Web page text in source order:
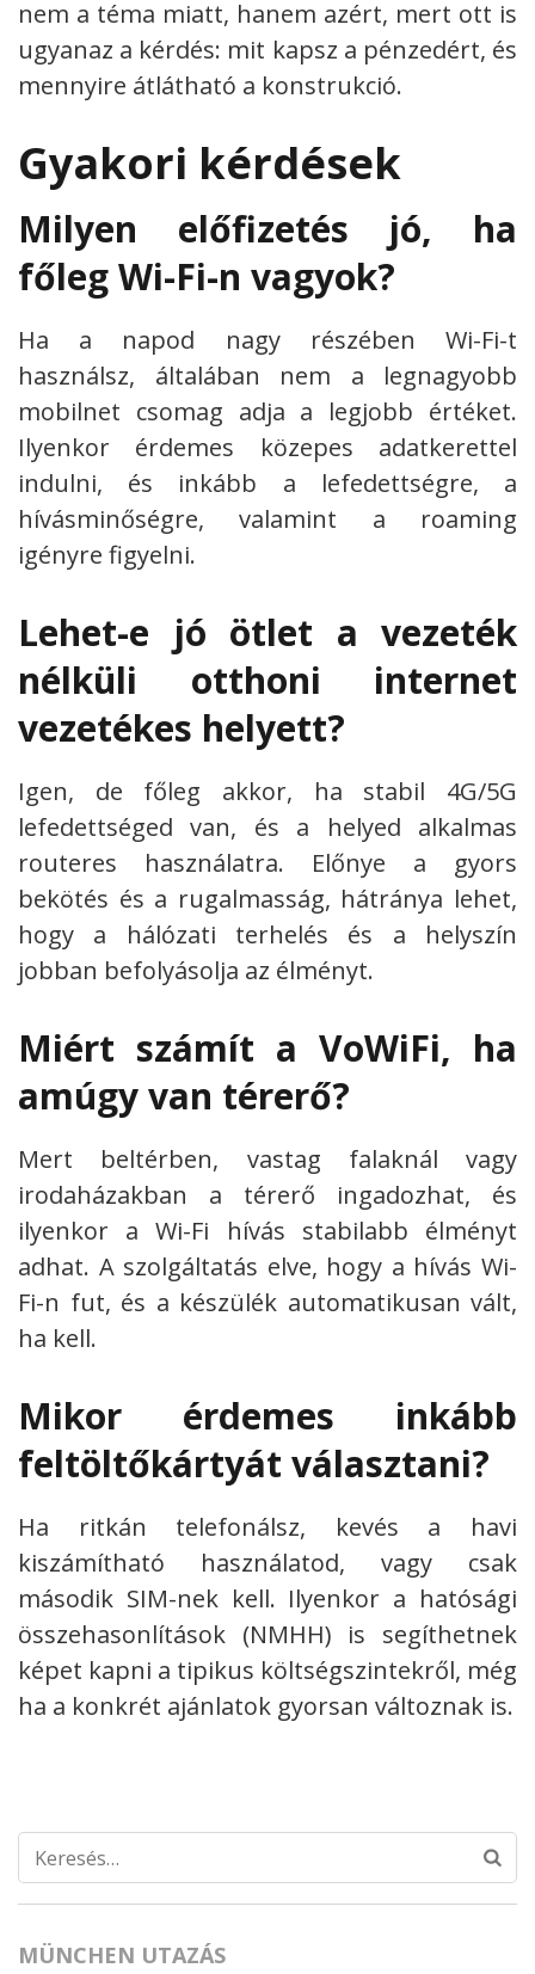
nem a téma miatt, hanem azért, mert ott is
ugyanaz a kérdés: mit kapsz a pénzedért, és
mennyire átlátható a konstrukció.
Gyakori kérdések
Milyen előfizetés jó, ha
főleg Wi-Fi-n vagyok?
Ha a napod nagy részében Wi-Fi-t
használsz, általában nem a legnagyobb
mobilnet csomag adja a legjobb értéket.
Ilyenkor érdemes közepes adatkerettel
indulni, és inkább a lefedettségre, a
hívásminőségre, valamint a roaming
igényre figyelni.
Lehet-e jó ötlet a vezeték
nélküli otthoni internet
vezetékes helyett?
Igen, de főleg akkor, ha stabil 4G/5G
lefedettséged van, és a helyed alkalmas
routeres használatra. Előnye a gyors
bekötés és a rugalmasság, hátránya lehet,
hogy a hálózati terhelés és a helyszín
jobban befolyásolja az élményt.
Miért számít a VoWiFi, ha
amúgy van térerő?
Mert beltérben, vastag falaknál vagy
irodaházakban a térerő ingadozhat, és
ilyenkor a Wi-Fi hívás stabilabb élményt
adhat. A szolgáltatás elve, hogy a hívás Wi-
Fi-n fut, és a készülék automatikusan vált,
ha kell.
Mikor érdemes inkább
feltöltőkártyát választani?
Ha ritkán telefonálsz, kevés a havi
kiszámítható használatod, vagy csak
második SIM-nek kell. Ilyenkor a hatósági
összehasonlítások (NMHH) is segíthetnek
képet kapni a tipikus költségszintekről, még
ha a konkrét ajánlatok gyorsan változnak is.
Keresés:
MÜNCHEN UTAZÁS